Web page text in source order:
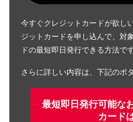
今すぐクレジットカードが欲し
ジットカードを申し込んで、対
ドの最短即日発行できる方法です
さらに詳しい内容は、下記のボ
最短即日発行可能な
カード